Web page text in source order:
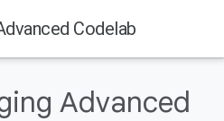
Codelab
Advanced